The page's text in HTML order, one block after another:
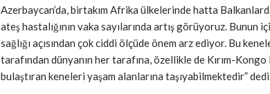
Azerbaycan’da, birtakım Afrika ülkelerinde hatta
ateş hastalığının vaka sayılarında artış görüyoruz. Bunun
sağlığı açısından çok ciddi ölçüde önem arz ediyor. Bu
tarafından dünyanın her tarafına, özellikle de Kırım-Kongo
bulaştıran keneleri yaşam alanlarına taşıyabilmektedir”